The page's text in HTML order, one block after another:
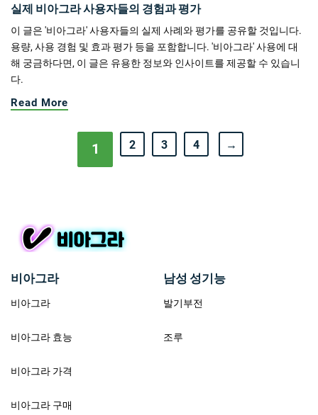
실제 비아그라 사용자들의 경험과 평가
이 글은 '비아그라' 사용자들의 실제 사례와 평가를 공유할 것입니다.
용량, 사용 경험 및 효과 평가 등을 포함합니다. '비아그라' 사용에 대
해 궁금하다면, 이 글은 유용한 정보와 인사이트를 제공할 수 있습니
다.
Read More
1 2 3 4 →
비아그라
비아그라
비아그라 효능
비아그라 가격
비아그라 구매
남성 성기능
발기부전
조루